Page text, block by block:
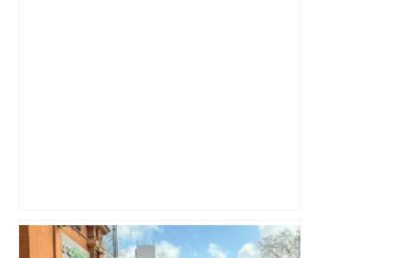
Atteint d'Alzheimer, un homme de 84